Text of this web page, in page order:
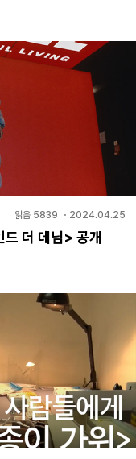
읽음 5839 ・ 2024.04.25
더 데님> 공개